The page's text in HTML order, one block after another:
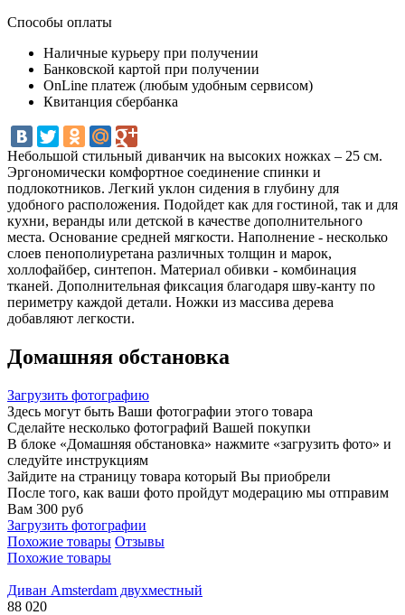
Способы оплаты
Наличные курьеру при получении
Банковской картой при получении
OnLine платеж (любым удобным сервисом)
Квитанция сбербанка
Небольшой стильный диванчик на высоких ножках – 25 см.
Эргономически комфортное соединение спинки и
подлокотников. Легкий уклон сидения в глубину для
удобного расположения. Подойдет как для гостиной, так и для
кухни, веранды или детской в качестве дополнительного
места. Основание средней мягкости. Наполнение - несколько
слоев пенополиуретана различных толщин и марок,
холлофайбер, синтепон. Материал обивки - комбинация
тканей. Дополнительная фиксация благодаря шву-канту по
периметру каждой детали. Ножки из массива дерева
добавляют легкости.
Домашняя обстановка
Загрузить фотографию
Здесь могут быть Ваши фотографии этого товара
Сделайте несколько фотографий Вашей покупки
В блоке «Домашняя обстановка» нажмите «загрузить фото» и
следуйте инструкциям
Зайдите на страницу товара который Вы приобрели
После того, как ваши фото пройдут модерацию мы отправим
Вам 300 руб
Загрузить фотографии
Похожие товары Отзывы
Похожие товары
Диван Amsterdam двухместный
88 020